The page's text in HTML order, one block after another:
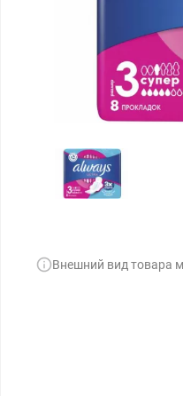
Внешний вид товара